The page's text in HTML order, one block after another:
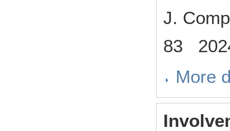
J.
83
More